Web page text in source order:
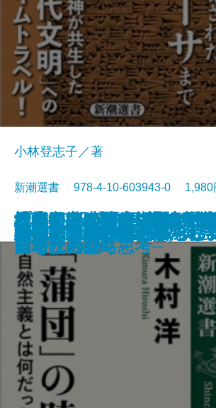
海軍士官たちの太平洋戦
弁慶─創られた豪傑─
社会が壊れるその前に―
ダグラスの人類学―
蕪村─「日常の美」の発
日本人の精神II 「おの
の歴史意識
日本人はなぜ家で靴を脱
土足禁止の精神史─
日本人の精神I 権威と空
日本──没落か再生か─時
アニマルスピリッツ─
日本史はいかに物語られ
楔形文字が語る古代オリ
都市と文明の興亡史─
小林登志子／著
新潮選書 978-4-10-603943-0
書籍電子書籍あり
「蒲団」の時代─自然主
だったのか─
プーチンの歴史認識─隠
図を読み解く─
危機の三十年─冷戦後秩
崩壊したか─
私の明治時代史
私の幕末維新史
悪党たちのソ連帝国
百年の短歌
論争 大坂の陣
地経学とは何か─経済が
る時代の戦略思考─
90歳、男のひとり暮らし